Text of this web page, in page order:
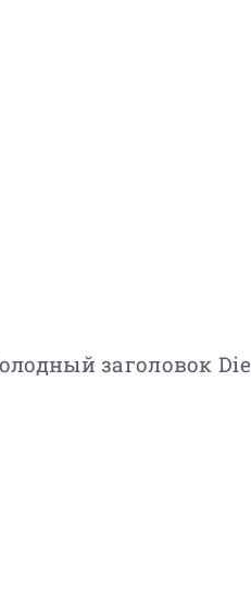
заголовок Die